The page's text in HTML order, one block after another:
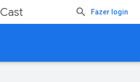
Cast Fazer login